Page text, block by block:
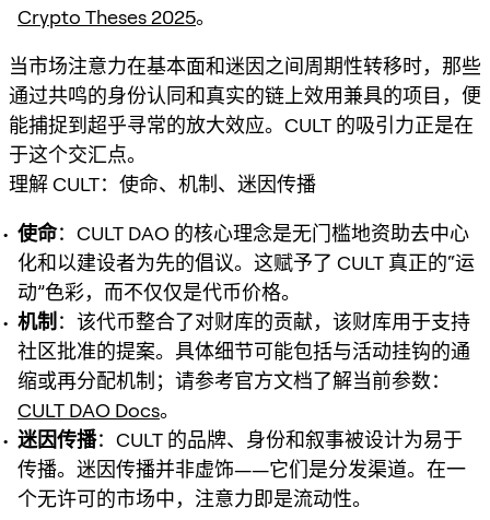
Crypto Theses 2025。
当市场注意力在基本面和迷因之间周期性转移时，那些
通过共鸣的身份认同和真实的链上效用兼具的项目，便
能捕捉到超乎寻常的放大效应。CULT 的吸引力正是在
于这个交汇点。
理解 CULT：使命、机制、迷因传播
使命：CULT DAO 的核心理念是无门槛地资助去中心
化和以建设者为先的倡议。这赋予了 CULT 真正的“运
动”色彩，而不仅仅是代币价格。
机制 ：该代币整合了对财库的贡献，该财库用于支持
社区批准的提案。具体细节可能包括与活动挂钩的通
缩或再分配机制；请参考官方文档了解当前参数：
CULT DAO Docs。
迷因传播：CULT 的品牌、身份和叙事被设计为易于
传播。迷因传播并非虚饰——它们是分发渠道。在一
个无许可的市场中，注意力即是流动性。